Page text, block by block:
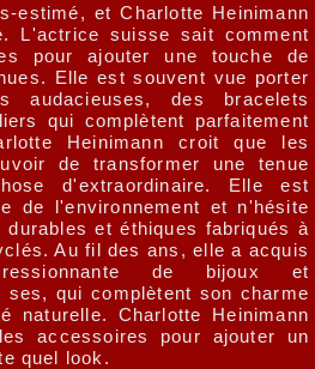
estimé, et Charlotte Heinimann
L'actrice suisse sait comment
pour ajouter une touche de
Elle est souvent vue porter
audacieuses, des bracelets
qui complètent parfaitement
Heinimann croit que les
de transformer une tenue
d'extraordinaire. Elle est
de l'environnement et n'hésite
et éthiques fabriqués à
Au fil des ans, elle a acquis
de bijoux et
qui complètent son charme
naturelle. Charlotte Heinimann
accessoires pour ajouter un
quel look.